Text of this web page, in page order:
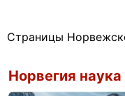
Страницы
Норвегия